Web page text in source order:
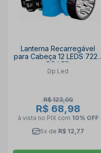
Lanterna Recarregável
para Cabeça 12 LEDS 722B
DP LED
Dp Led
R$ 123,00
R$ 68,98
à vista no PIX com 10% OFF
6x de R$ 12,77